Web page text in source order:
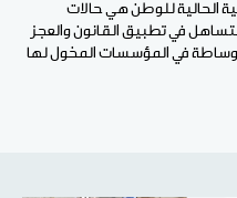
الحالية للوطن هي حالات
في تطبيق القانون والعجز
في المؤسسات المخول لها